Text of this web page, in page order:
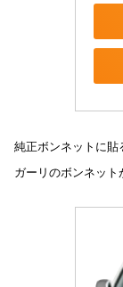
純正ボンネットに貼
ガーリのボンネット